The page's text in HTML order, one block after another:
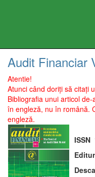
Audit Financiar
Atentie!
Atunci când doriți să citați
Bibliografia unui articol
în engleză, nu în română.
engleză.
ISSN